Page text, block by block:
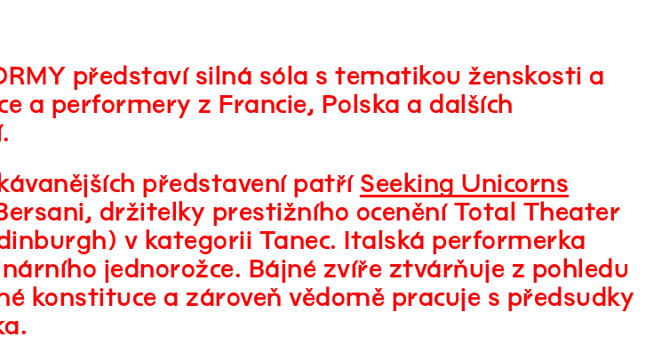
představí silná sóla s tematikou ženskosti a
a performery z Francie, Polska a dalších
představení patří Seeking Unicorns
držitelky prestižního ocenění Total Theater
v kategorii Tanec. Italská performerka
jednorožce. Bájné zvíře ztvárňuje z pohledu
konstituce a zároveň vědomě pracuje s předsudky